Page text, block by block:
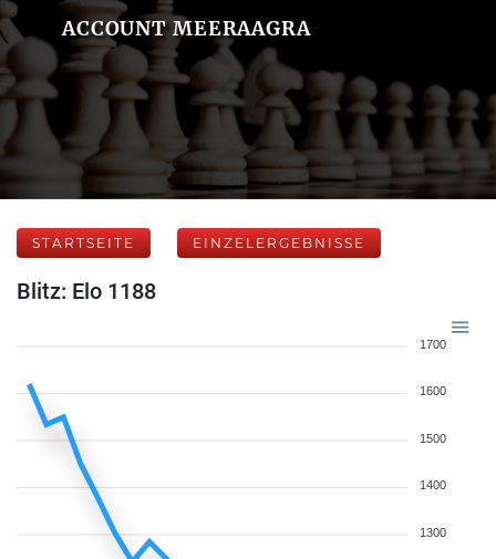
ACCOUNT MEERAAGRA
STARTSEITE EINZELERGEBNISSE
Blitz: Elo 1188
1700
1600
1500
1400
1300